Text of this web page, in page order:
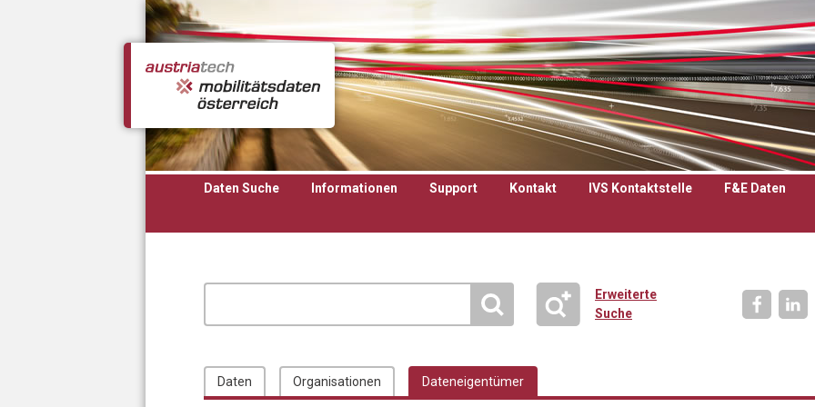
Daten Suche Informationen Support Kontakt IVS Kontaktstelle F&E Daten
Erweiterte
Suche
Daten Organisationen Dateneigentümer